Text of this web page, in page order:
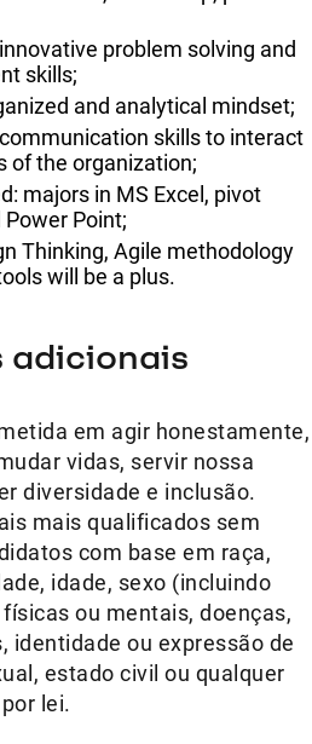
problem solving and
skills;
and analytical mindset;
skills to interact
of the organization;
majors in MS Excel, pivot
Point;
Thinking, Agile methodology
will be a plus.
adicionais
em agir honestamente,
vidas, servir nossa
diversidade e inclusão.
mais qualificados sem
com base em raça,
idade, sexo (incluindo
ou mentais, doenças,
identidade ou expressão de
estado civil ou qualquer
lei.